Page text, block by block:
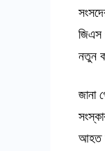
জিএস
নতুন
জানা
আহত